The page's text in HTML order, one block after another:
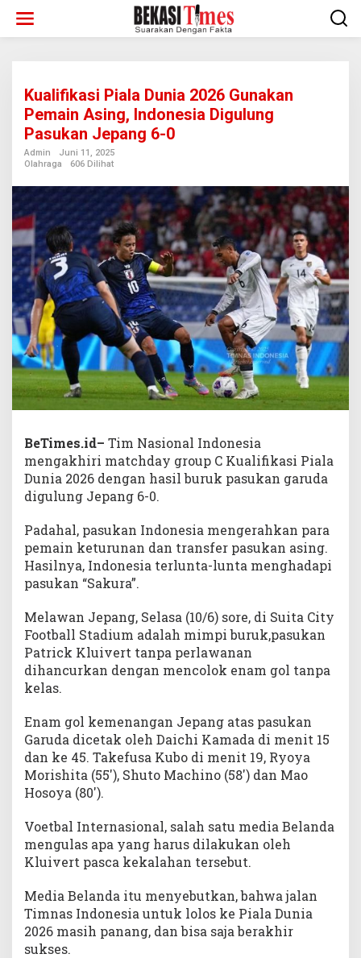
konten
Kualifikasi Piala Dunia 2026 Gunakan
Pemain Asing, Indonesia Digulung
Pasukan Jepang 6-0
Admin
Juni 11, 2025
Olahraga
606 Dilihat
BeTimes.id– Tim Nasional Indonesia
mengakhiri matchday group C Kualifikasi Piala
Dunia 2026 dengan hasil buruk pasukan garuda
digulung Jepang 6-0.
Padahal, pasukan Indonesia mengerahkan para
pemain keturunan dan transfer pasukan asing.
Hasilnya, Indonesia terlunta-lunta menghadapi
pasukan “Sakura”.
Melawan Jepang, Selasa (10/6) sore, di Suita City
Football Stadium adalah mimpi buruk,pasukan
Patrick Kluivert tanpa perlawanan
dihancurkan dengan mencolok enam gol tanpa
kelas.
Enam gol kemenangan Jepang atas pasukan
Garuda dicetak oleh Daichi Kamada di menit 15
dan ke 45. Takefusa Kubo di menit 19, Ryoya
Morishita (55′), Shuto Machino (58′) dan Mao
Hosoya (80′).
Voetbal Internasional, salah satu media Belanda
mengulas apa yang harus dilakukan oleh
Kluivert pasca kekalahan tersebut.
Media Belanda itu menyebutkan, bahwa jalan
Timnas Indonesia untuk lolos ke Piala Dunia
2026 masih panang, dan bisa saja berakhir
sukses.